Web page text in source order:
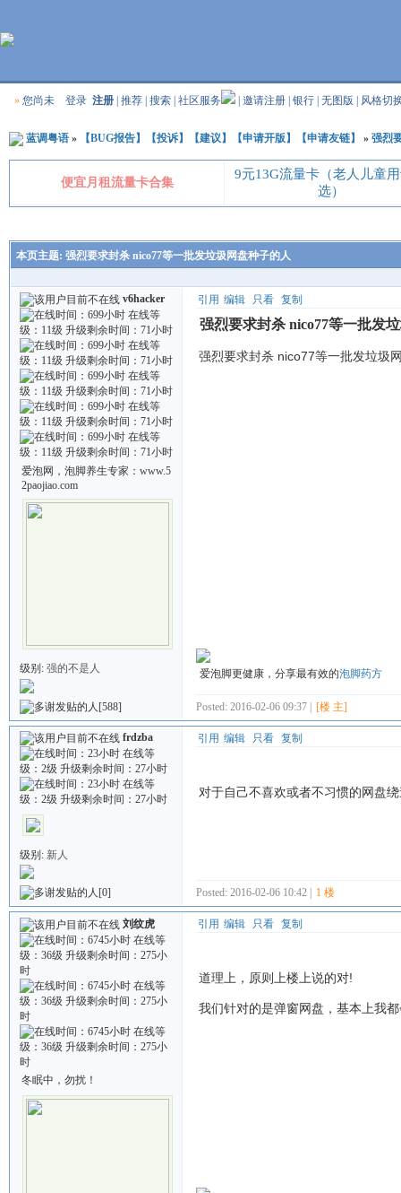
»您尚未 登录 注册| 推荐| 搜索| 社区服务 | 邀请注册| 银行 无图版 风格切
蓝调粤语» 【BUG报告】【投诉】【建议】【申请开版】【申请友链】 » 强烈
便宜月租流量卡合集
9元13G流量卡（老人儿童
选）
本页主题: 强烈要求封杀 nico77等一批发垃圾网盘种子的人
v6hacker
爱泡网，泡脚养生专家：www.5
2paojiao.com
级别: 强的不是人
[588]
引用 编辑 只看 复制
强烈要求封杀 nico77等一批发
强烈要求封杀 nico77等一批发垃圾
爱泡脚更健康，分享最有效的泡脚药方
Posted: 2016-02-06 09:37 | [楼 主]
frdzba
级别: 新人
[0]
引用 编辑 只看 复制
对于自己不喜欢或者不习惯的网盘
Posted: 2016-02-06 10:42 | 1 楼
刘纹虎
冬眠中，勿扰！
引用 编辑 只看 复制
道理上，原则上楼上说的对!
我们针对的是弹窗网盘，基本上我